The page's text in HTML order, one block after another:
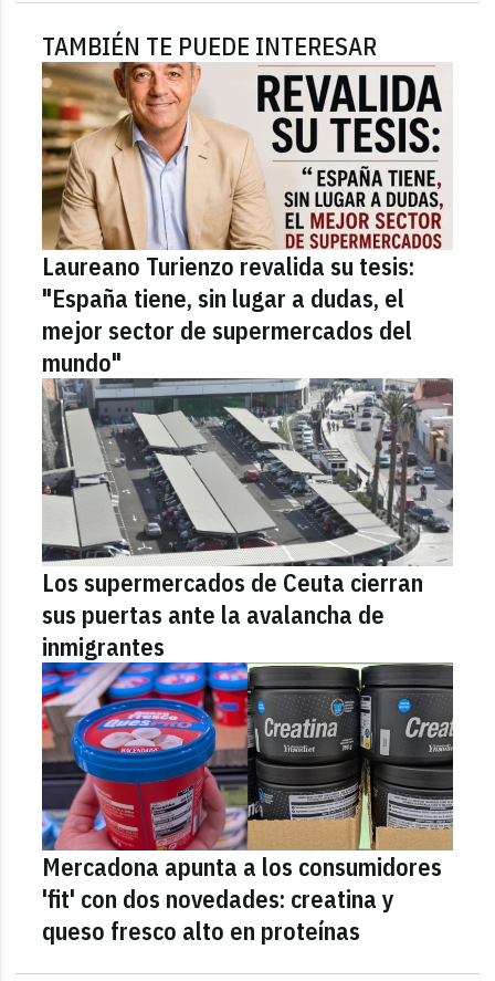
TAMBIÉN TE PUEDE INTERESAR
Laureano Turienzo revalida su tesis:
"España tiene, sin lugar a dudas, el
mejor sector de supermercados del
mundo"
Los supermercados de Ceuta cierran
sus puertas ante la avalancha de
inmigrantes
Mercadona apunta a los consumidores
'fit' con dos novedades: creatina y
queso fresco alto en proteínas